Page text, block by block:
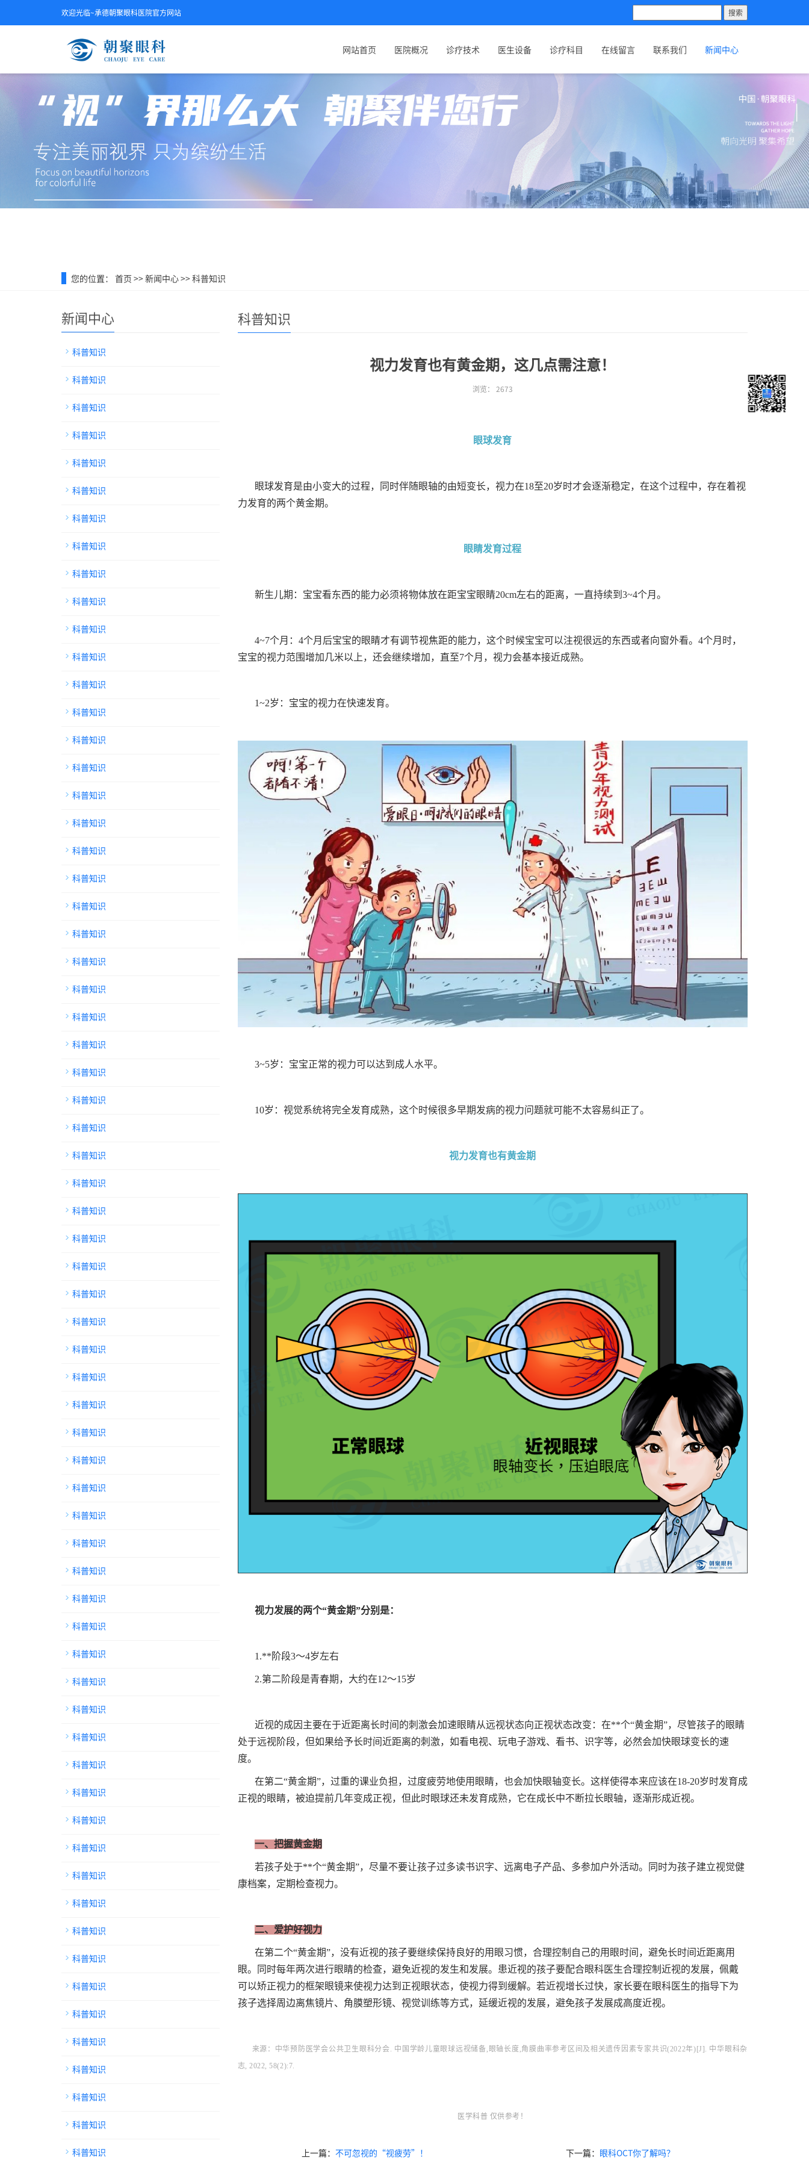
欢迎光临~承德朝聚眼科医院官方网站 搜索
网站首页 医院概况 诊疗技术 医生设备 诊疗科目 在线留言 联系我们 新闻中心
您的位置： 首页 >>新闻中心>>科普知识
科普知识
视力发育也有黄金期，这几点需注意！
浏览： 2673
眼球发育
眼球发育是由小变大的过程，同时伴随眼轴的由短变长，视力在18至20岁时才会逐渐稳定，在这个过程中，存在着视
力发育的两个黄金期。
眼睛发育过程
新生儿期：宝宝看东西的能力必须将物体放在距宝宝眼睛20cm左右的距离，一直持续到3~4个月。
4~7个月：4个月后宝宝的眼睛才有调节视焦距的能力，这个时候宝宝可以注视很远的东西或者向窗外看。4个月时，
宝宝的视力范围增加几米以上，还会继续增加，直至7个月，视力会基本接近成熟。
1~2岁：宝宝的视力在快速发育。
3~5岁：宝宝正常的视力可以达到成人水平。
10岁：视觉系统将完全发育成熟，这个时候很多早期发病的视力问题就可能不太容易纠正了。
视力发育也有黄金期
视力发展的两个“黄金期”分别是：
1.**阶段3～4岁左右
2.第二阶段是青春期，大约在12～15岁
近视的成因主要在于近距离长时间的刺激会加速眼睛从远视状态向正视状态改变：在**个“黄金期”，尽管孩子的眼睛
处于远视阶段，但如果给予长时间近距离的刺激，如看电视、玩电子游戏、看书、识字等，必然会加快眼球变长的速
度。
在第二“黄金期”，过重的课业负担，过度疲劳地使用眼睛，也会加快眼轴变长。这样使得本来应该在18-20岁时发育成
正视的眼睛，被迫提前几年变成正视，但此时眼球还未发育成熟，它在成长中不断拉长眼轴，逐渐形成近视。
一、把握黄金期
若孩子处于**个“黄金期”，尽量不要让孩子过多读书识字、远离电子产品、多参加户外活动。同时为孩子建立视觉健
康档案，定期检查视力。
二、爱护好视力
在第二个“黄金期”，没有近视的孩子要继续保持良好的用眼习惯，合理控制自己的用眼时间，避免长时间近距离用
眼。同时每年两次进行眼睛的检查，避免近视的发生和发展。患近视的孩子要配合眼科医生合理控制近视的发展，佩戴
可以矫正视力的框架眼镜来使视力达到正视眼状态，使视力得到缓解。若近视增长过快，家长要在眼科医生的指导下为
孩子选择周边离焦镜片、角膜塑形镜、视觉训练等方式，延缓近视的发展，避免孩子发展成高度近视。
来源：中华预防医学会公共卫生眼科分会. 中国学龄儿童眼球远视储备,眼轴长度,角膜曲率参考区间及相关遗传因素专家共识(2022年)[J]. 中华眼科杂
志, 2022, 58(2):7.
医学科普 仅供参考！
上一篇： 不可忽视的“视疲劳”！ 下一篇： 眼科OCT你了解吗？
新闻中心
科普知识
科普知识
科普知识
科普知识
科普知识
科普知识
科普知识
科普知识
科普知识
科普知识
科普知识
科普知识
科普知识
科普知识
科普知识
科普知识
科普知识
科普知识
科普知识
科普知识
科普知识
科普知识
科普知识
科普知识
科普知识
科普知识
科普知识
科普知识
科普知识
科普知识
科普知识
科普知识
科普知识
科普知识
科普知识
科普知识
科普知识
科普知识
科普知识
科普知识
科普知识
科普知识
科普知识
科普知识
科普知识
科普知识
科普知识
科普知识
科普知识
科普知识
科普知识
科普知识
科普知识
科普知识
科普知识
科普知识
科普知识
科普知识
科普知识
科普知识
科普知识
科普知识
科普知识
科普知识
科普知识
科普知识